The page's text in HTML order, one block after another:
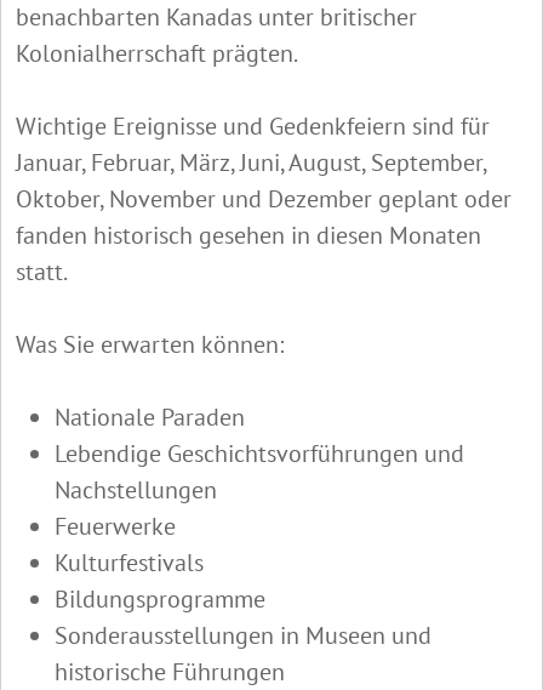
benachbarten Kanadas unter britischer
Kolonialherrschaft prägten.
Wichtige Ereignisse und Gedenkfeiern sind für
Januar, Februar, März, Juni, August, September,
Oktober, November und Dezember geplant oder
fanden historisch gesehen in diesen Monaten
statt.
Was Sie erwarten können:
Nationale Paraden
Lebendige Geschichtsvorführungen und
Nachstellungen
Feuerwerke
Kulturfestivals
Bildungsprogramme
Sonderausstellungen in Museen und
historische Führungen